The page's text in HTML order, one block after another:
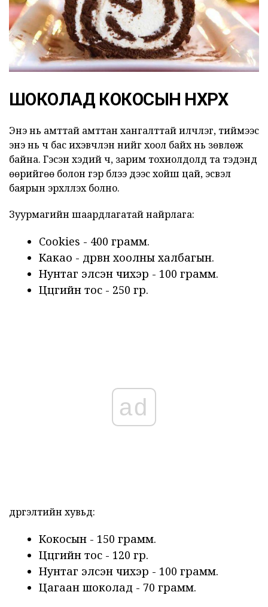
ШОКОЛАД КОКОСЫН ӨНХРӨХ
Энэ нь амттай амттан хангалттай илчлэг, тиймээс
энэ нь ч бас ихэвчлэн үүнийг хоол байх нь зөвлөж
байна. Гэсэн хэдий ч, зарим тохиолдолд та тэдэнд
өөрийгөө болон гэр бүлээ үдээс хойш цай, эсвэл
баярын эрхлүүлэх болно.
Зуурмагийн шаардлагатай найрлага:
Cookies - 400 грамм.
Какао - дөрвөн хоолны халбагын.
Нунтаг элсэн чихэр - 100 грамм.
Цөцгийн тос - 250 гр.
ad
дүүргэлтийн хувьд:
Кокосын - 150 грамм.
Цөцгийн тос - 120 гр.
Нунтаг элсэн чихэр - 100 грамм.
Цагаан шоколад - 70 грамм.